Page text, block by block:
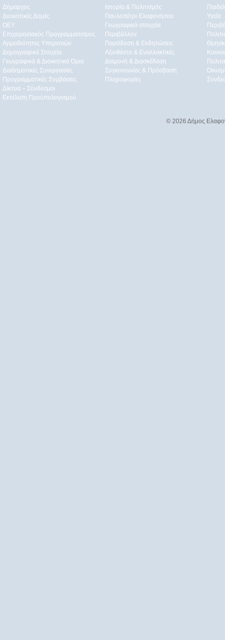
Δήμαρχος
Διοικητικές Δομές
ΟEΥ
Επιχειρησιακός Προγραμματισμός
Αρμοδιότητες Υπηρεσιών
Δημογραφικά Στοιχεία
Γεωγραφικά & Διοικητικά Όρια
Διαδημοτικές Συνεργασίες
Προγραμματικές Συμβάσεις
Δίκτυα – Σύνδεσμοι
Εκτέλεση Προϋπολογισμού
Ιστορία & Πολιτισμός
Παυλοπέτρι Ελαφονήσου
Γεωγραφικά στοιχεία
Περιβάλλον
Παράδοση & Εκδηλώσεις
Αξιοθέατα & Eναλλακτικές
Διαμονή & Διασκέδαση
Συγκοινωνίες & Πρόσβαση
Πληροφορίες
Υγεία
© 2026 Δήμος